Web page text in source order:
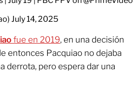
July 14, 2025
fue en 2019, en una decisión
entonces Pacquiao no dejaba
derrota, pero espera dar una